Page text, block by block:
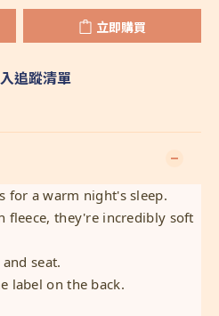
立即購買
追蹤清單
for a warm night's sleep.
fleece, they're incredibly soft
seat.
label on the back.